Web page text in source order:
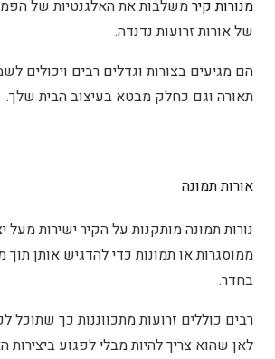
מנורות קירמשלבות את האלגנטיות של
של אורות זרועות נדנדה.
הם מגיעים בצורות וגדלים רבים ויכולים
תאורה וגם כחלק מבטא בעיצוב הבית שלך.
אורות תמונה
נורות תמונה מותקנות על הקיר ישירות מעל
ממוסגרות או תמונות כדי להדגיש אותן תוך
בחדר.
רבים כוללים זרועות מתכווננות כך שתוכל
לאן שהוא צריך להיות מבלי לפגוע